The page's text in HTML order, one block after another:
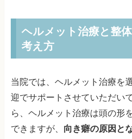
ヘルメット治療と整
考え方
当院では、ヘルメット治療を
迎でサポートさせていただい
ら、ヘルメット治療は頭の形
できますが、 向き癖の原因と